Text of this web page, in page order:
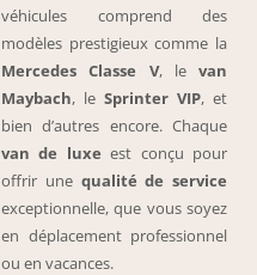
véhicules comprend des
modèles prestigieux comme la
Mercedes Classe V, le van
Maybach, le Sprinter VIP, et
bien d’autres encore. Chaque
van de luxe est conçu pour
offrir une qualité de service
exceptionnelle, que vous soyez
en déplacement professionnel
ou en vacances.